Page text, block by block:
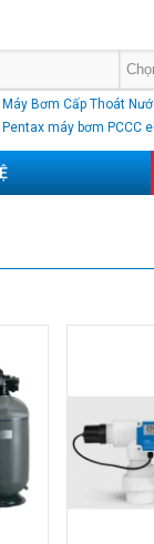
Máy Bơm Cấp Thoát
Pentax máy bơm PCCC